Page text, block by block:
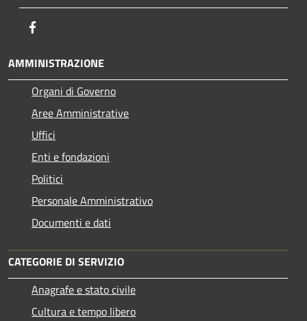
AMMINISTRAZIONE
Organi di Governo
Aree Amministrative
Uffici
Enti e fondazioni
Politici
Personale Amministrativo
Documenti e dati
CATEGORIE DI SERVIZIO
Anagrafe e stato civile
Cultura e tempo libero